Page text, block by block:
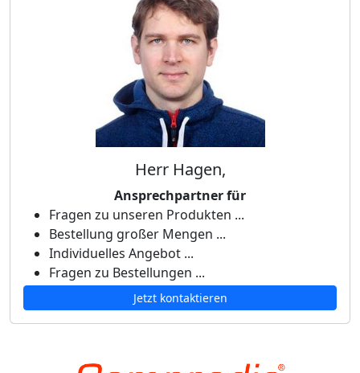
Herr Hagen,
Ansprechpartner für
Fragen zu unseren Produkten ...
Bestellung großer Mengen ...
Individuelles Angebot ...
Fragen zu Bestellungen ...
Jetzt kontaktieren